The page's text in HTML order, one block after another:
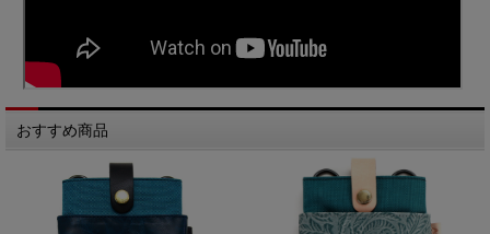
おすすめ商品